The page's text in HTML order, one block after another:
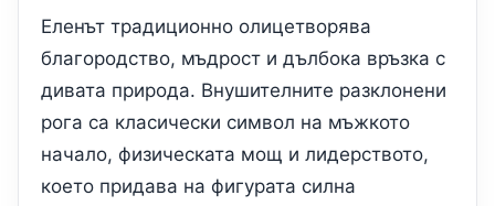
Еленът традиционно олицетворява
благородство, мъдрост и дълбока връзка с
дивата природа. Внушителните разклонени
рога са класически символ на мъжкото
начало, физическата мощ и лидерството,
което придава на фигурата силна